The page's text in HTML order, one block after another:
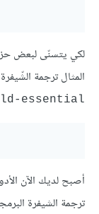
لكي يتسنّى لبعض
المثال ترجمة
essential
أصبح لديك الآن
ترجمة الشيفرة